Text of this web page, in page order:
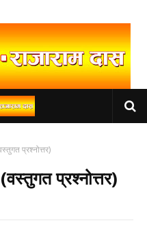
प्रश्नोत्तर)
प्रश्नोत्तर)